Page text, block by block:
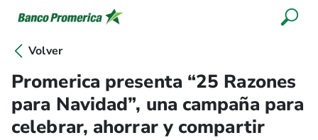
Volver
Promerica presenta “25 Razones
para Navidad”, una campaña para
celebrar, ahorrar y compartir